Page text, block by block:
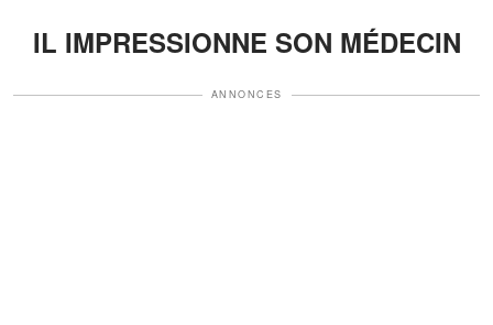
IL IMPRESSIONNE SON MÉDECIN
ANNONCES